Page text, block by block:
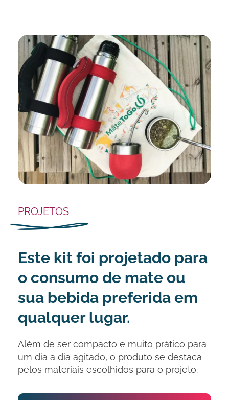
PROJETOS
Este kit foi projetado para
o consumo de mate ou
sua bebida preferida em
qualquer lugar.
Além de ser compacto e muito prático para
um dia a dia agitado, o produto se destaca
pelos materiais escolhidos para o projeto.